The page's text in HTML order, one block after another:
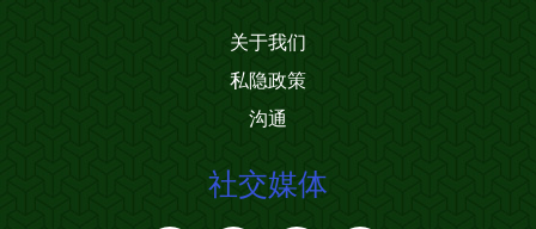
关于我们
私隐政策
沟通
社交媒体